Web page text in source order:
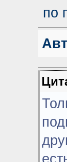
по